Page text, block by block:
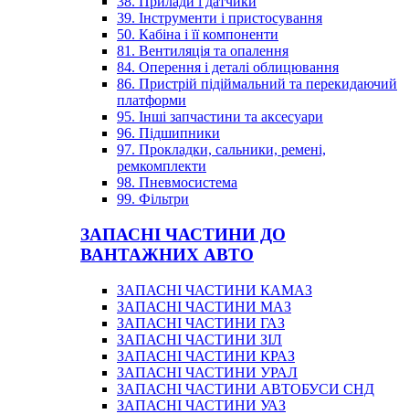
39. Інструменти і пристосування
50. Кабіна і її компоненти
81. Вентиляція та опалення
84. Оперення і деталі облицювання
86. Пристрій підіймальний та перекидаючий
платформи
95. Інші запчастини та аксесуари
96. Підшипники
97. Прокладки, сальники, ремені,
ремкомплекти
98. Пневмосистема
99. Фільтри
ЗАПАСНІ ЧАСТИНИ ДО
ВАНТАЖНИХ АВТО
ЗАПАСНІ ЧАСТИНИ КАМАЗ
ЗАПАСНІ ЧАСТИНИ МАЗ
ЗАПАСНІ ЧАСТИНИ ГАЗ
ЗАПАСНІ ЧАСТИНИ ЗІЛ
ЗАПАСНІ ЧАСТИНИ КРАЗ
ЗАПАСНІ ЧАСТИНИ УРАЛ
ЗАПАСНІ ЧАСТИНИ АВТОБУСИ СНД
ЗАПАСНІ ЧАСТИНИ УАЗ